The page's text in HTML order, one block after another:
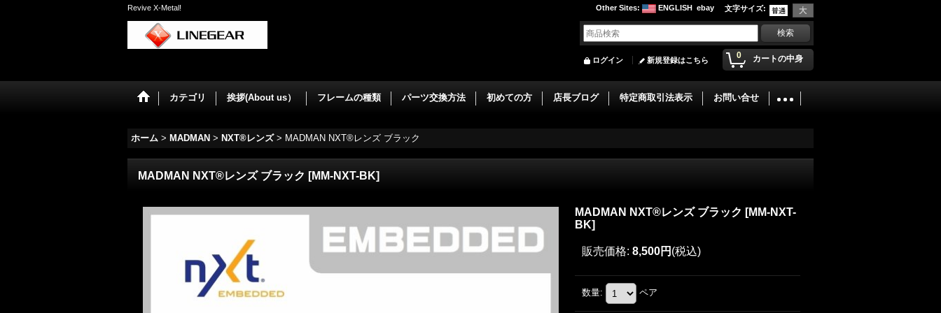
Revive X-Metal! 文字サイズ:
Other Sites: ENGLISH ebay
0 カートの中身
ログイン 新規登録はこちら
カテゴリ 挨拶(About us） フレームの種類 パーツ交換方法 初めての方 店長ブログ 特定商取引法表示 お問い合せ
ホーム > MADMAN > NXT®レンズ > MADMAN NXT®レンズ ブラック
MADMAN NXT®レンズ ブラック [MM-NXT-BK]
MADMAN NXT®レンズ ブラック [MM-NXT-
BK]
販売価格: 8,500円 (税込)
数量: ペア